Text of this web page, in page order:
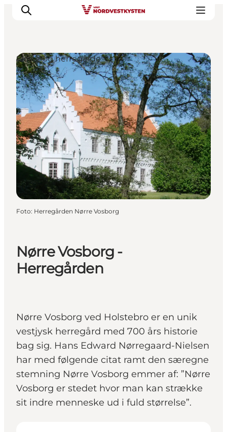
Feriesteder
Inspiration
Handicapvenlig ferie
Events
Overnatning
Planlæg din ferie
Nørre Vosborg -
Herregården
Nørre Vosborg ved Holstebro er en unik
vestjysk herregård med 700 års historie
bag sig. Hans Edward Nørregaard-Nielsen
har med følgende citat ramt den særegne
stemning Nørre Vosborg emmer af: ”Nørre
Vosborg er stedet hvor man kan strække
sit indre menneske ud i fuld størrelse”.
Slotte og herregårde
Foto: Herregården Nørre Vosborg